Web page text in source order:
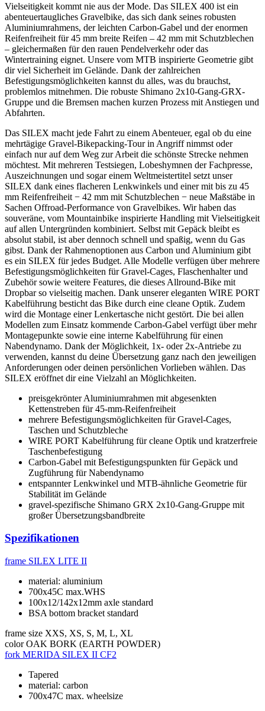
Vielseitigkeit kommt nie aus der Mode. Das SILEX 400 ist ein
abenteuertaugliches Gravelbike, das sich dank seines robusten
Aluminiumrahmens, der leichten Carbon-Gabel und der enormen
Reifenfreiheit für 45 mm breite Reifen – 42 mm mit Schutzblechen
– gleichermaßen für den rauen Pendelverkehr oder das
Wintertraining eignet. Unsere vom MTB inspirierte Geometrie gibt
dir viel Sicherheit im Gelände. Dank der zahlreichen
Befestigungsmöglichkeiten kannst du alles, was du brauchst,
problemlos mitnehmen. Die robuste Shimano 2x10-Gang-GRX-
Gruppe und die Bremsen machen kurzen Prozess mit Anstiegen und
Abfahrten.
Das SILEX macht jede Fahrt zu einem Abenteuer, egal ob du eine
mehrtägige Gravel-Bikepacking-Tour in Angriff nimmst oder
einfach nur auf dem Weg zur Arbeit die schönste Strecke nehmen
möchtest. Mit mehreren Testsiegen, Lobeshymnen der Fachpresse,
Auszeichnungen und sogar einem Weltmeistertitel setzt unser
SILEX dank eines flacheren Lenkwinkels und einer mit bis zu 45
mm Reifenfreiheit − 42 mm mit Schutzblechen − neue Maßstäbe in
Sachen Offroad-Performance von Gravelbikes. Wir haben das
souveräne, vom Mountainbike inspirierte Handling mit Vielseitigkeit
auf allen Untergründen kombiniert. Selbst mit Gepäck bleibt es
absolut stabil, ist aber dennoch schnell und spaßig, wenn du Gas
gibst. Dank der Rahmenoptionen aus Carbon und Aluminium gibt
es ein SILEX für jedes Budget. Alle Modelle verfügen über mehrere
Befestigungsmöglichkeiten für Gravel-Cages, Flaschenhalter und
Zubehör sowie weitere Features, die dieses Allround-Bike mit
Dropbar so vielseitig machen. Dank unserer eleganten WIRE PORT
Kabelführung besticht das Bike durch eine cleane Optik. Zudem
wird die Montage einer Lenkertasche nicht gestört. Die bei allen
Modellen zum Einsatz kommende Carbon-Gabel verfügt über mehr
Montagepunkte sowie eine interne Kabelführung für einen
Nabendynamo. Dank der Möglichkeit, 1x- oder 2x-Antriebe zu
verwenden, kannst du deine Übersetzung ganz nach den jeweiligen
Anforderungen oder deinen persönlichen Vorlieben wählen. Das
SILEX eröffnet dir eine Vielzahl an Möglichkeiten.
preisgekrönter Aluminiumrahmen mit abgesenkten
Kettenstreben für 45-mm-Reifenfreiheit
mehrere Befestigungsmöglichkeiten für Gravel-Cages,
Taschen und Schutzbleche
WIRE PORT Kabelführung für cleane Optik und kratzerfreie
Taschenbefestigung
Carbon-Gabel mit Befestigungspunkten für Gepäck und
Zugführung für Nabendynamo
entspannter Lenkwinkel und MTB-ähnliche Geometrie für
Stabilität im Gelände
gravel-spezifische Shimano GRX 2x10-Gang-Gruppe mit
großer Übersetzungsbandbreite
Spezifikationen
frame SILEX LITE II
material: aluminium
700x45C max.WHS
100x12/142x12mm axle standard
BSA bottom bracket standard
frame size XXS, XS, S, M, L, XL
color OAK BORK (EARTH POWDER)
fork MERIDA SILEX II CF2
Tapered
material: carbon
700x47C max. wheelsize